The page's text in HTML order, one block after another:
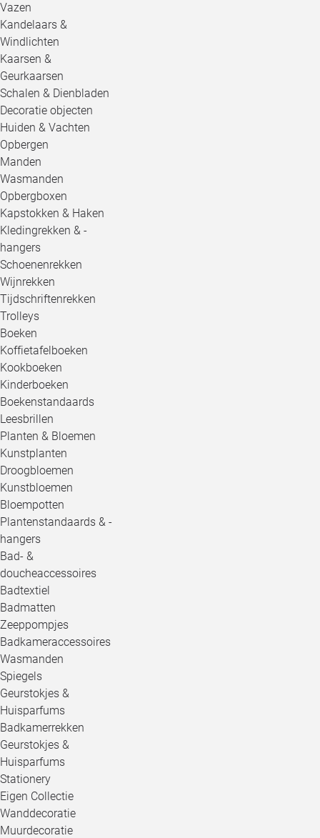
Vazen
Kandelaars &
Windlichten
Kaarsen &
Geurkaarsen
Schalen & Dienbladen
Decoratie objecten
Huiden & Vachten
Opbergen
Manden
Wasmanden
Opbergboxen
Kapstokken & Haken
Kledingrekken & -
hangers
Schoenenrekken
Wijnrekken
Tijdschriftenrekken
Trolleys
Boeken
Koffietafelboeken
Kookboeken
Kinderboeken
Boekenstandaards
Leesbrillen
Planten & Bloemen
Kunstplanten
Droogbloemen
Kunstbloemen
Bloempotten
Plantenstandaards & -
hangers
Bad- &
doucheaccessoires
Badtextiel
Badmatten
Zeeppompjes
Badkameraccessoires
Wasmanden
Spiegels
Geurstokjes &
Huisparfums
Badkamerrekken
Geurstokjes &
Huisparfums
Stationery
Eigen Collectie
Wanddecoratie
Muurdecoratie